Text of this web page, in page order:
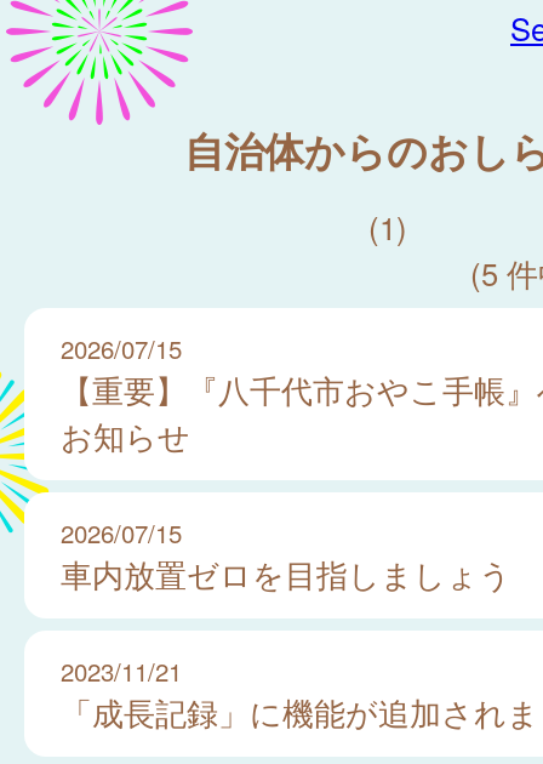
自治体からのおし
(1)
(5
2026/07/15
【重要】『八千代市おやこ手帳
お知らせ
2026/07/15
車内放置ゼロを目指しましょう
2023/11/21
「成長記録」に機能が追加され